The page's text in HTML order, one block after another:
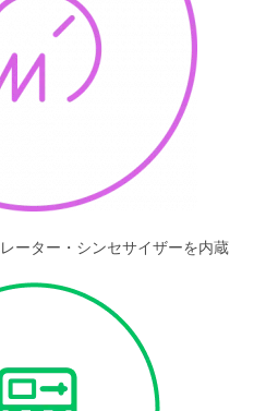
ーター・シンセサイザーを内蔵